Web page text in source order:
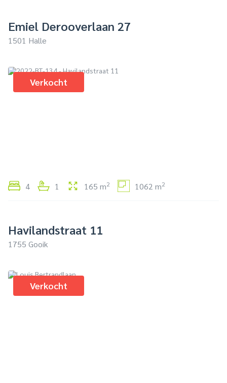
Emiel Derooverlaan 27
1501 Halle
Verkocht
4 1 165 m2 1062 m2
Havilandstraat 11
1755 Gooik
Verkocht